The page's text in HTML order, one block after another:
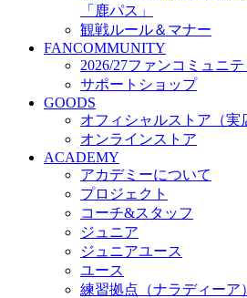
2026/27 パートナー企業
パートナー募集
クラブ理念
クラブ情報
サステナビリティ
Web制作支援
応援プロジェクト
「鹿パス」
観戦ルール＆マナー
FANCOMMUNITY
2026/27ファンコミュニテ
サポートショップ
GOODS
オフィシャルストア（実
オンラインストア
ACADEMY
アカデミーについて
プロジェクト
コーチ&スタッフ
ジュニア
ジュニアユース
ユース
練習拠点（ナラディーア）